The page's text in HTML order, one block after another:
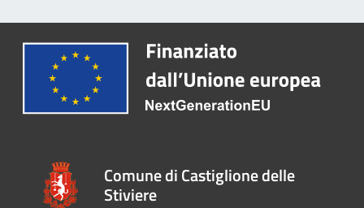
Comune di Castiglione delle
Stiviere